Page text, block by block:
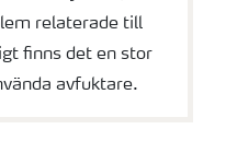
relaterade till
finns det en stor
avfuktare.